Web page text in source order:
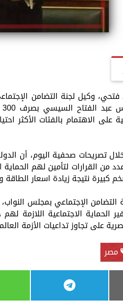
فتحي، وكيل لجنة التضامن
على الاهتمام بالفئات الأكثر
تصريحات صحفية اليوم، أن
من القرارات لتأمين لهم
نتيجة زيادة اسعار الطاقة
التضامن الإجتماعي بمجلس
الحماية الاجتماعية اللازمة
على تجاوز تداعيات الأزمة
مصر